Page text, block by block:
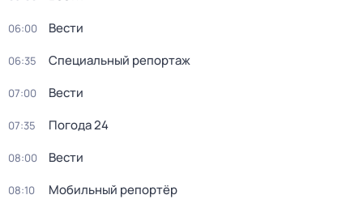
06:00 Вести
06:35 Специальный репортаж
07:00 Вести
07:35 Погода 24
08:00 Вести
08:10 Мобильный репортёр